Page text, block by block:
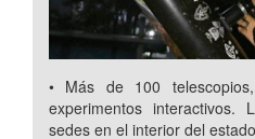
• Más de 100
experimentos interactivos.
sedes en el interior del estado